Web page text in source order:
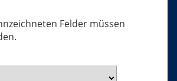
Felder müssen